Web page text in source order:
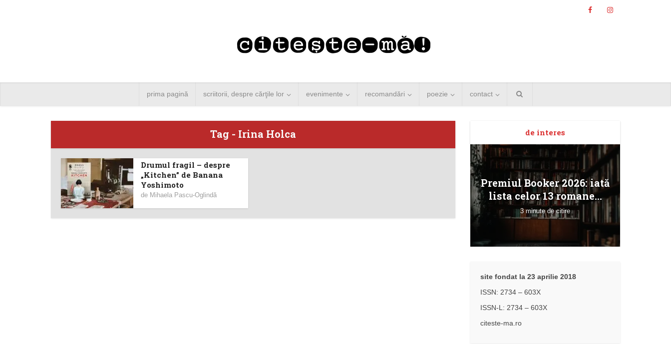
prima pagină scriitorii, despre cărţile lor evenimente recomandări poezie contact
Tag - Irina Holca
Drumul fragil – despre
„Kitchen” de Banana
Yoshimoto
de Mihaela Pascu-Oglindă
de interes
Angela Merkel vine la
București. Lansare de
Premiul Booker 2026: iată
lista celor 13 romane...
3 minute de citire
site fondat la 23 aprilie 2018
ISSN: 2734 – 603X
ISSN-L: 2734 – 603X
citeste-ma.ro